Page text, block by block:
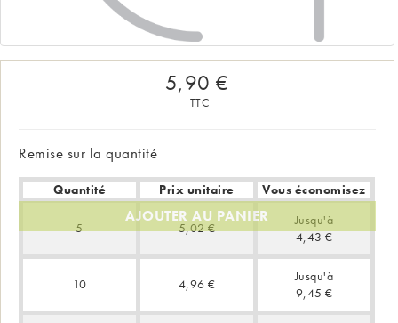
5,90 €
TTC
Remise sur la quantité
Quantité Prix unitaire Vous économisez
5 5,02 €
Jusqu'à
4,43 €
10 4,96 €
Jusqu'à
9,45 €
AJOUTER AU PANIER